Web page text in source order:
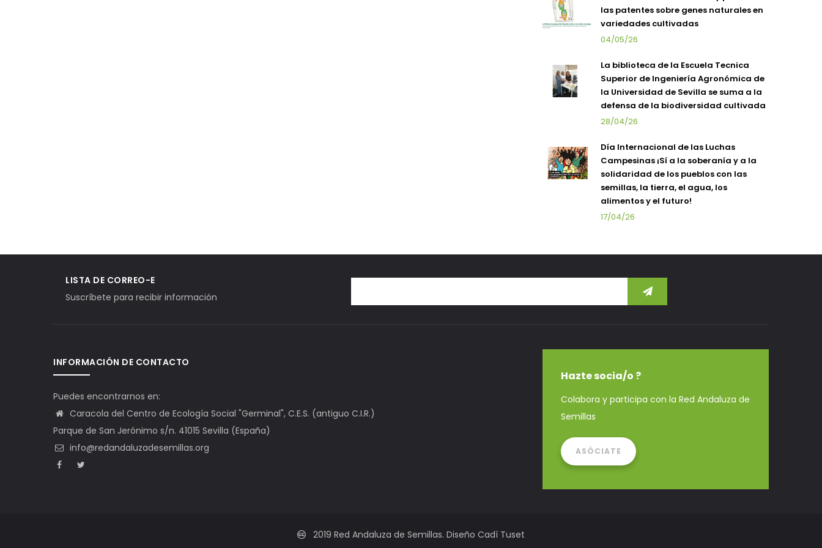
las patentes sobre genes naturales en
variedades cultivadas
04/05/26
La biblioteca de la Escuela Tecnica
Superior de Ingeniería Agronómica de
la Universidad de Sevilla se suma a la
defensa de la biodiversidad cultivada
28/04/26
Día Internacional de las Luchas
Campesinas ¡Sí a la soberanía y a la
solidaridad de los pueblos con las
semillas, la tierra, el agua, los
alimentos y el futuro!
17/04/26
LISTA DE CORREO-E
Suscríbete para recibir información
INFORMACIÓN DE CONTACTO
Puedes encontrarnos en:
Caracola del Centro de Ecología Social "Germinal", C.E.S. (antiguo C.I.R.)
Parque de San Jerónimo s/n. 41015 Sevilla (España)
info@redandaluzadesemillas.org
Hazte socia/o ?
Colabora y participa con la Red Andaluza de
Semillas
ASÓCIATE
2019 Red Andaluza de Semillas. Diseño Cadí Tuset